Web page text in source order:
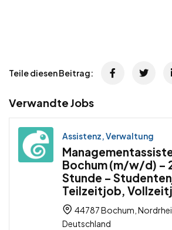
Teile diesen Beitrag:
Verwandte Jobs
Assistenz, Verwaltung
Bochum (m/w/d) –
Stunde –
Teilzeitjob,
44787 Bochum,
Deutschland